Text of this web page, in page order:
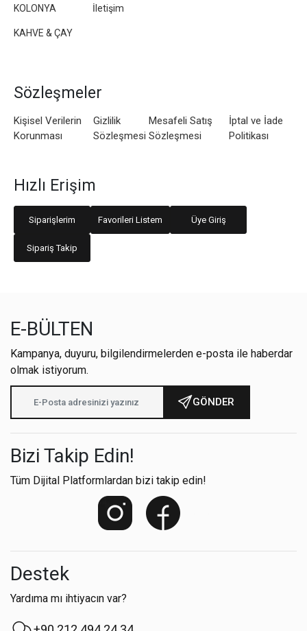
KOLONYA
KAHVE & ÇAY
İletişim
Sözleşmeler
Kişisel Verilerin
Korunması
Gizlilik
Sözleşmesi
Mesafeli Satış
Sözleşmesi
İptal ve İade
Politikası
Hızlı Erişim
Siparişlerim Favorileri Listem Üye Giriş
Sipariş Takip
E-BÜLTEN
Kampanya, duyuru, bilgilendirmelerden e-posta ile haberdar
olmak istiyorum.
GÖNDER
Bizi Takip Edin!
Tüm Dijital Platformlardan bizi takip edin!
Destek
Yardıma mı ihtiyacın var?